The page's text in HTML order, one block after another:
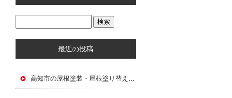
最近の投稿
高知市の屋根塗装・屋根塗り替え｜大和建設が教える屋根メンテナンス